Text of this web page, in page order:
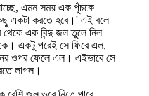
এমন সময় এক পুঁচকে
একটা করতে হবে।' এই বলে
থেকে এক বিন্দু জল তুলে নিল
একটু পরেই সে ফিরে এল,
ওপর ফেলে এল। এইভাবে সে
লাগল।